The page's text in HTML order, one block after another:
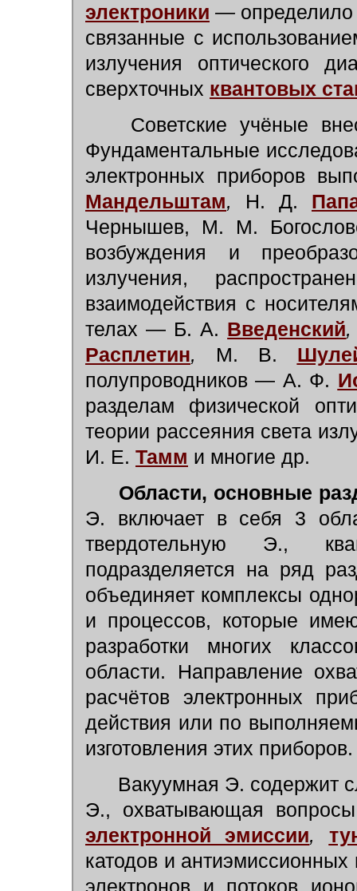
электроники —
связанные с
излучения оптического
сверхточных квантовых
Советские учёные
Фундаментальные
электронных приборов
Мандельштам, Н. Д.
Чернышев, М. М.
возбуждения и
излучения,
взаимодействия с
телах — Б. А. Введенский,
Расплетин, М. В.
полупроводников — А. Ф.
разделам физической
теории рассеяния света
И. Е. Тамм и многие др.
Области, основные
Э. включает в себя 3
твердотельную Э.,
подразделяется на ряд
объединяет комплексы
и процессов, которые
разработки многих
области. Направление
расчётов электронных
действия или по
изготовления этих приборов.
Вакуумная Э. содержит
Э., охватывающая
электронной эмиссии,
катодов и
электронов и потоков